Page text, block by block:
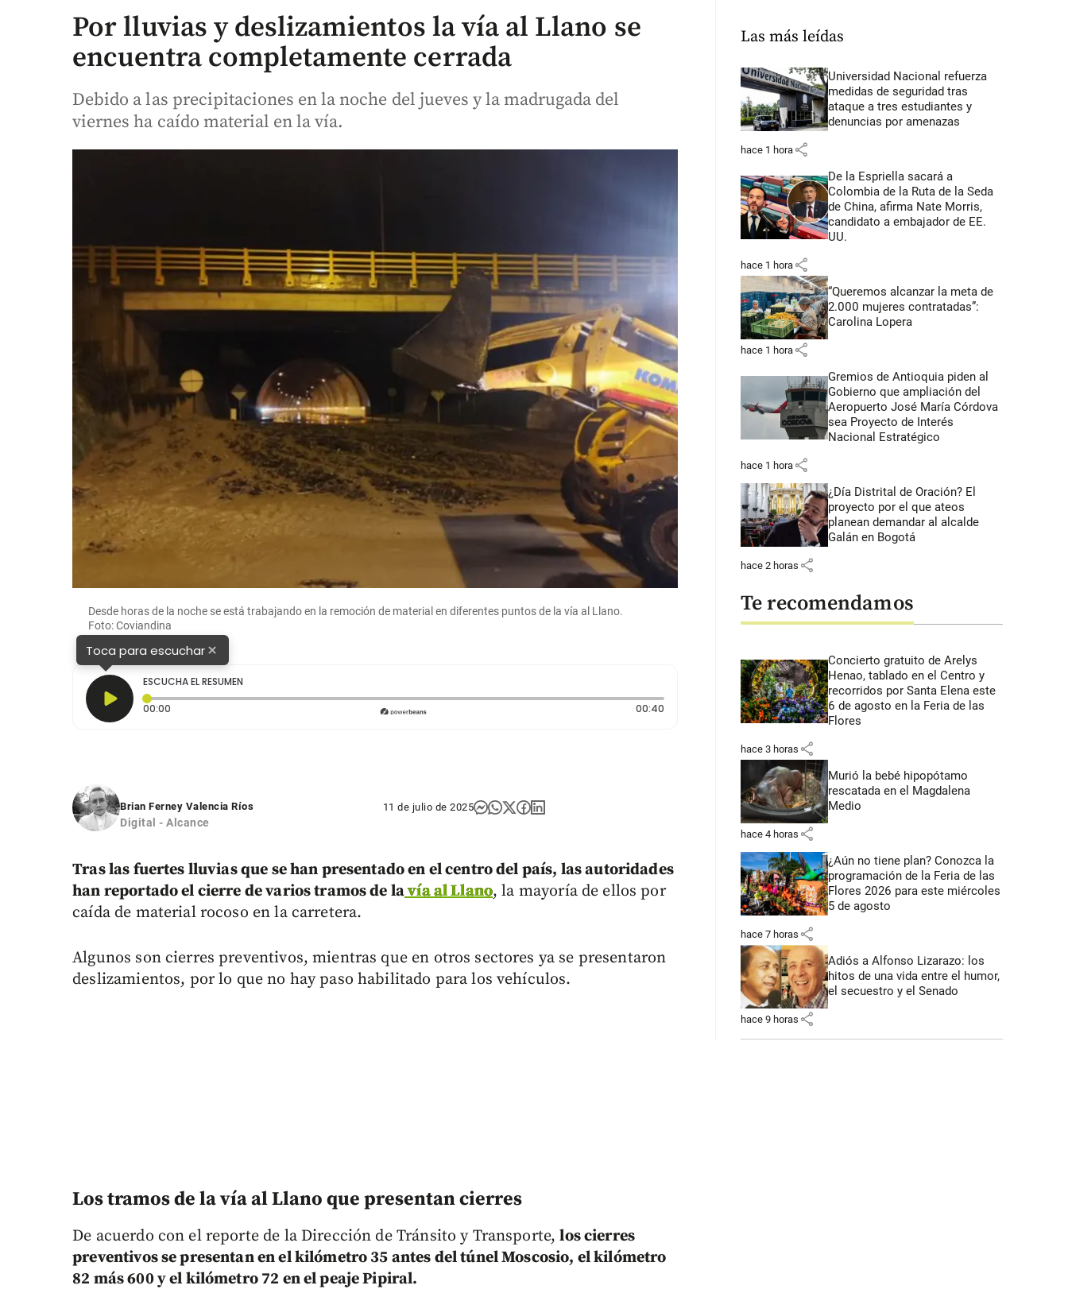
Por lluvias y deslizamientos la vía al Llano se
encuentra completamente cerrada
Debido a las precipitaciones en la noche del jueves y la madrugada del
viernes ha caído material en la vía.
Desde horas de la noche se está trabajando en la remoción de material en diferentes puntos de la vía al Llano.
Foto: Coviandina
Toca para escuchar×
ESCUCHA EL RESUMEN
00:00
00:40Duración: 40 segundos
Brian Ferney Valencia Ríos
Digital - Alcance
11 de julio de 2025
Tras las fuertes lluvias que se han presentado en el centro del país, las autoridades
han reportado el cierre de varios tramos de lavía al Llano, la mayoría de ellos por
caída de material rocoso en la carretera.
Algunos son cierres preventivos, mientras que en otros sectores ya se presentaron
deslizamientos, por lo que no hay paso habilitado para los vehículos.
Los tramos de la vía al Llano que presentan cierres
De acuerdo con el reporte de la Dirección de Tránsito y Transporte,los cierres
preventivos se presentan en el kilómetro 35 antes del túnel Moscosio, el kilómetro
82 más 600 y el kilómetro 72 en el peaje Pipiral.
Las más leídas
Universidad Nacional refuerza
medidas de seguridad tras
ataque a tres estudiantes y
denuncias por amenazas
hace 1 hora share
De la Espriella sacará a
Colombia de la Ruta de la Seda
de China, afirma Nate Morris,
candidato a embajador de EE.
UU.
hace 1 hora share
“Queremos alcanzar la meta de
2.000 mujeres contratadas”:
Carolina Lopera
hace 1 hora share
Gremios de Antioquia piden al
Gobierno que ampliación del
Aeropuerto José María Córdova
sea Proyecto de Interés
Nacional Estratégico
hace 1 hora share
¿Día Distrital de Oración? El
proyecto por el que ateos
planean demandar al alcalde
Galán en Bogotá
hace 2 horas share
Te recomendamos
Concierto gratuito de Arelys
Henao, tablado en el Centro y
recorridos por Santa Elena este
6 de agosto en la Feria de las
Flores
hace 3 horas share
Murió la bebé hipopótamo
rescatada en el Magdalena
Medio
hace 4 horas share
¿Aún no tiene plan? Conozca la
programación de la Feria de las
Flores 2026 para este miércoles
5 de agosto
hace 7 horas share
Adiós a Alfonso Lizarazo: los
hitos de una vida entre el humor,
el secuestro y el Senado
hace 9 horas share